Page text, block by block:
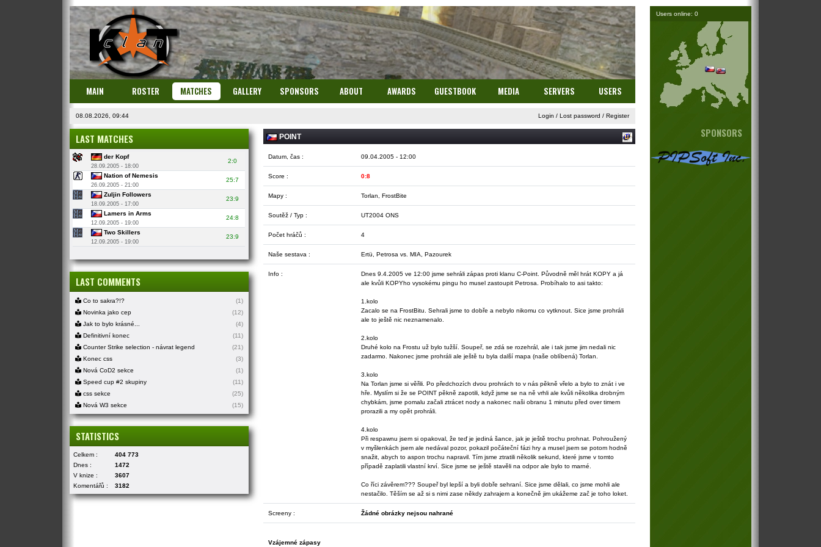
MAIN ROSTER MATCHES GALLERY SPONSORS ABOUT AWARDS GUESTBOOK MEDIA SERVERS USERS
08.08.2026, 09:44 Login / Lost password / Register
LAST MATCHES
der Kopf
28.09.2005 - 18:00
2:0
Nation of Nemesis
26.09.2005 - 21:00
25:7
Zuljin Followers
18.09.2005 - 17:00
23:9
Lamers in Arms
12.09.2005 - 19:00
24:8
Two Skillers
12.09.2005 - 19:00
23:9
LAST COMMENTS
Co to sakra?!?
(1)
Novinka jako cep
(12)
Jak to bylo krásné...
(4)
Definitivní konec
(11)
Counter Strike selection - návrat legend
(21)
Konec css
(3)
Nová CoD2 sekce
(1)
Speed cup #2 skupiny
(11)
css sekce
(25)
Nová W3 sekce
(15)
STATISTICS
Celkem :
404 773
Dnes :
1472
V knize :
3607
Komentářů :
3182
POINT
Datum, čas : 09.04.2005 - 12:00
Score : 0:8
Mapy : Torlan, FrostBite
Soutěž / Typ : UT2004 ONS
Počet hráčů : 4
Naše sestava : Ertü, Petrosa vs. MIA, Pazourek
Info :
Dnes 9.4.2005 ve 12:00 jsme sehráli zápas proti klanu C-Point. Původně měl hrát KOPY a já
ale kvůli KOPYho vysokému pingu ho musel zastoupit Petrosa. Probíhalo to asi takto:
1.kolo
Zacalo se na FrostBitu. Sehrali jsme to dobře a nebylo nikomu co vytknout. Sice jsme prohráli
ale to ještě nic neznamenalo.
2.kolo
Druhé kolo na Frostu už bylo tužší. Soupeř, se zdá se rozehrál, ale i tak jsme jim nedali nic
zadarmo. Nakonec jsme prohráli ale ještě tu byla další mapa (naše oblíbená) Torlan.
3.kolo
Na Torlan jsme si věřili. Po předchozích dvou prohrách to v nás pěkně vřelo a bylo to znát i ve
hře. Myslím si že se POINT pěkně zapotili, když jsme se na ně vrhli ale kvůli několika drobným
chybkám, jsme pomalu začali ztrácet nody a nakonec naši obranu 1 minutu před over timem
prorazili a my opět prohráli.
4.kolo
Při respawnu jsem si opakoval, že teď je jediná šance, jak je ještě trochu prohnat. Pohroužený
v myšlenkách jsem ale nedával pozor, pokazil počáteční fázi hry a musel jsem se potom hodně
snažit, abych to aspon trochu napravil. Tím jsme ztratili několik sekund, které jsme v tomto
případě zaplatili vlastní krví. Sice jsme se ještě stavěli na odpor ale bylo to marné.
Co říci závěrem??? Soupeř byl lepší a byli dobře sehraní. Sice jsme dělali, co jsme mohli ale
nestačilo. Těším se až si s nimi zase někdy zahrajem a konečně jim ukážeme zač je toho loket.
Screeny : Žádné obrázky nejsou nahrané
Vzájemné zápasy
Users online: 0
SPONSORS